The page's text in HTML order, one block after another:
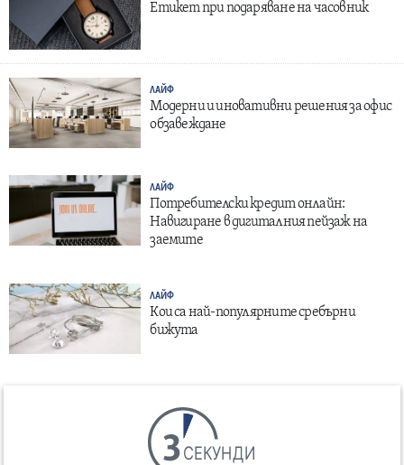
Етикет при подаряване на часовник
ЛАЙФ
Модерни и иновативни решения за офис
обзавеждане
ЛАЙФ
Потребителски кредит онлайн:
Навигиране в дигиталния пейзаж на
заемите
ЛАЙФ
Кои са най-популярните сребърни
бижута
СЕКУНДИ